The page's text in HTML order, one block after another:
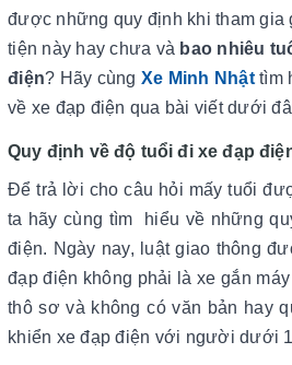
được những quy định khi tham
tiện này hay chưa và bao nhiêu
điện? Hãy cùng Xe Minh Nhậttìm
về xe đạp điện qua bài viết dưới
Quy định về độ tuổi đi xe đạp
Để trả lời cho câu hỏi mấy tuổi
ta hãy cùng tìm hiểu về những
điện. Ngày nay, luật giao thông
đạp điện không phải là xe gắn
thô sơ và không có văn bản hay
khiển xe đạp điện với người dưới